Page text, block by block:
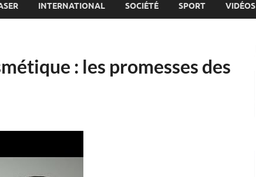
INTERNATIONAL SOCIÉTÉ SPORT VIDÉOS
: les promesses des